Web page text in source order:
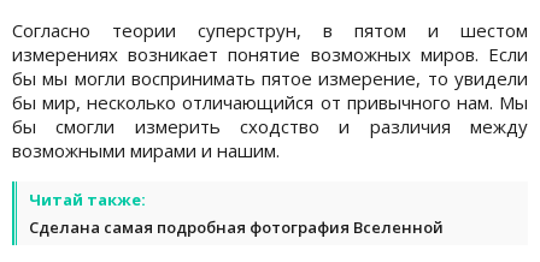
Согласно теории суперструн, в пятом и шестом
измерениях возникает понятие возможных миров. Если
бы мы могли воспринимать пятое измерение, то увидели
бы мир, несколько отличающийся от привычного нам. Мы
бы смогли измерить сходство и различия между
возможными мирами и нашим.
Читай также:
Сделана самая подробная фотография Вселенной